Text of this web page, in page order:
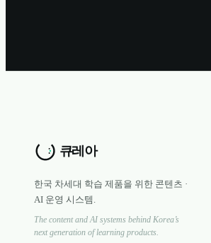
한국 차세대 학습 제품을 위한 콘텐츠 ·
AI 운영 시스템.
The content and AI systems behind Korea’s
next generation of learning products.